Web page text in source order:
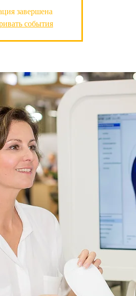
завершена
события